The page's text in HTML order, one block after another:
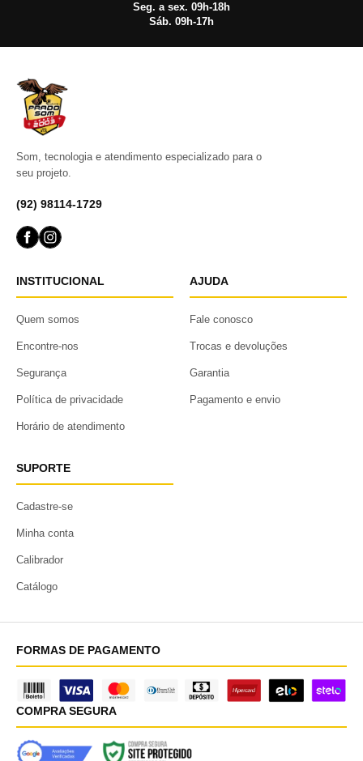
Seg. a sex. 09h-18h
Sáb. 09h-17h
Som, tecnologia e atendimento especializado para o
seu projeto.
(92) 98114-1729
INSTITUCIONAL
Quem somos
Encontre-nos
Segurança
Política de privacidade
Horário de atendimento
AJUDA
Fale conosco
Trocas e devoluções
Garantia
Pagamento e envio
SUPORTE
Cadastre-se
Minha conta
Calibrador
Catálogo
FORMAS DE PAGAMENTO
COMPRA SEGURA